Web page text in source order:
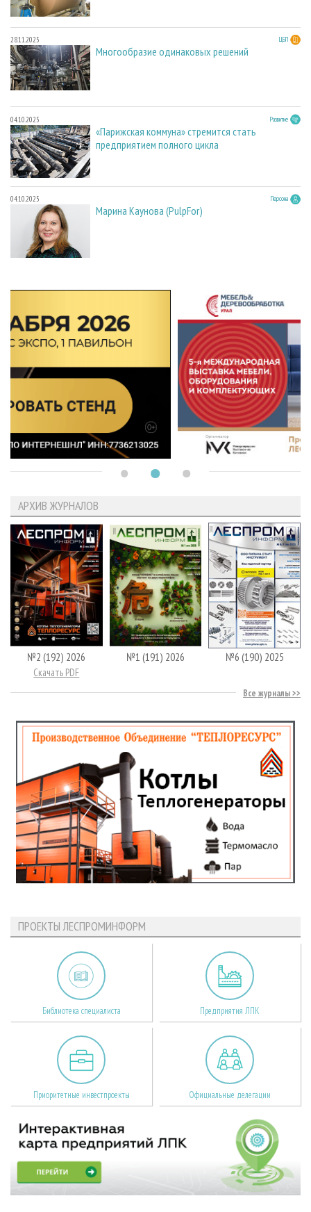
28.11.2025 ЦБП
Многообразие одинаковых решений
04.10.2025 Развитие
«Парижская коммуна» стремится стать
предприятием полного цикла
04.10.2025 Персона
Марина Каунова (PulpFor)
АРХИВ ЖУРНАЛОВ
№2 (192) 2026
Скачать PDF
№1 (191) 2026 №6 (190) 2025
Все журналы
ПРОЕКТЫ ЛЕСПРОМИНФОРМ
Библиотека специалиста Предприятия ЛПК
Приоритетные инвестпроекты Официальные делегации